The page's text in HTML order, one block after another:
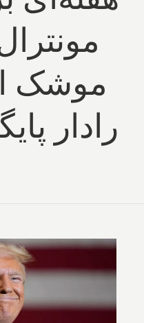
موشک
رادار